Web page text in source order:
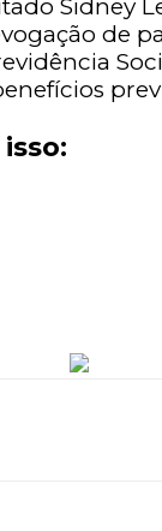
Sidney
de